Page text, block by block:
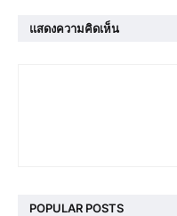
แสดงความคิดเห็น
POPULAR POSTS